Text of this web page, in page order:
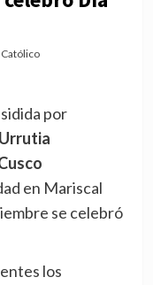
por
en Mariscal
se celebró
los